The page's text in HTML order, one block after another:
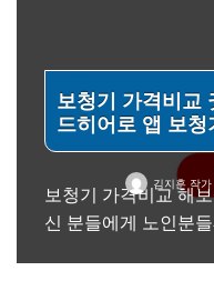
보청기 가격비교
드히어로 앱 보청
김지훈 작가
보청기 가격비교 해
신 분들에게 노인분